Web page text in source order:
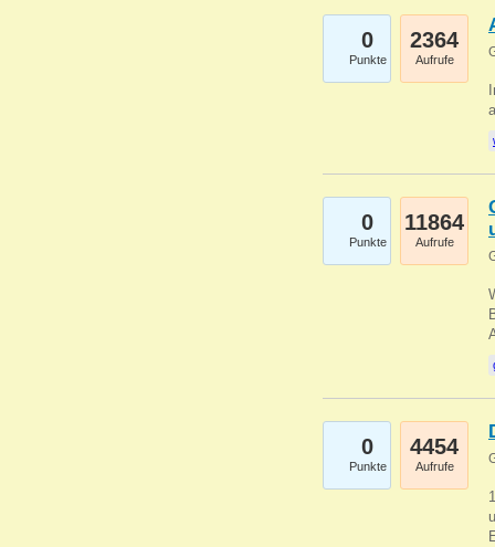
0
Punkte
2364
Aufrufe
0
Punkte
11864
Aufrufe
0
Punkte
4454
Aufrufe